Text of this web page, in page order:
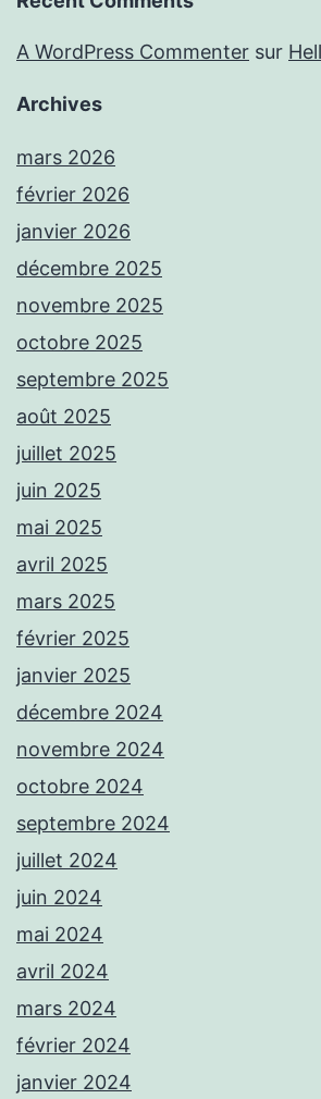
A WordPress Commenter sur
Archives
mars 2026
février 2026
janvier 2026
décembre 2025
novembre 2025
octobre 2025
septembre 2025
août 2025
juillet 2025
juin 2025
mai 2025
avril 2025
mars 2025
février 2025
janvier 2025
décembre 2024
novembre 2024
octobre 2024
septembre 2024
juillet 2024
juin 2024
mai 2024
avril 2024
mars 2024
février 2024
janvier 2024